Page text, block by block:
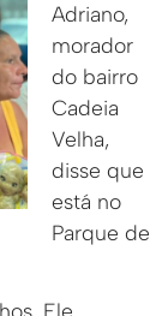
Adriano,
morador
do bairro
Cadeia
Velha,
disse que
está no
Parque de
Ele